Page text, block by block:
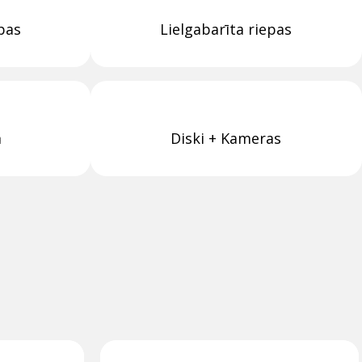
Lielgabarīta riepas
Diski + Kameras